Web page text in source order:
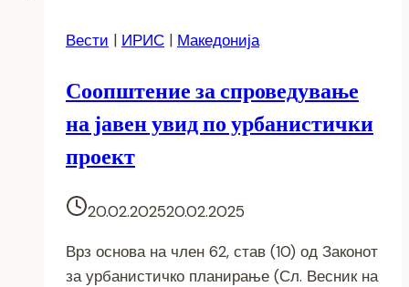
Вести | ИРИС | Македонија
Соопштение за спроведување
на јавен увид по урбанистички
проект
20.02.202520.02.2025
Врз основа на член 62, став (10) од Законот
за урбанистичко планирање (Сл. Весник на